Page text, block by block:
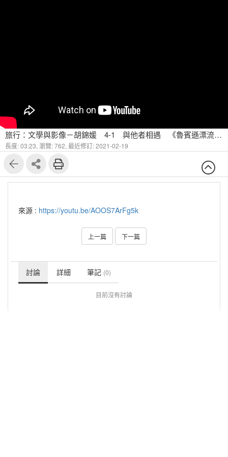
旅行：文學與影像－胡錦媛 4-1 與他者相遇 《魯賓遜漂流記》故事動畫
長度: 03:23, 瀏覽: 762, 最近修訂: 2021-02-19
來源 : https://youtu.be/AOOS7ArFg5k
上一篇 下一篇
討論 詳細 筆記 (0)
目前沒有討論